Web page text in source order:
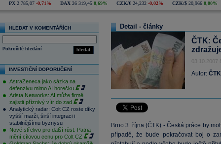
PX 2 785,07 -0,71% DAX 26 319,45 0,69% CZK/€ 24,232 -0,02% CZK/$ 20,966 0,00%
HLEDAT V KOMENTÁŘÍCH
hledat
Pokročilé hledání
INVESTIČNÍ DOPORUČENÍ
AstraZeneca jako sázka na
defenzivu mimo AI horečku
Arista Networks: AI může firmě
zajistit příznivý vítr do zad
Analytický radar: Colt CZ roste díky
vyšší marži, širší integraci i
stabilnějšímu byznysu
Nové střelivo pro další růst. Patria
mění cílovou cenu pro Colt CZ
Detail - články
ČTK:
03.10.2007
Autor: ČTK
Brno 3. října (ČTK) - Česká práce by
případě, že bude pokračovat boj o